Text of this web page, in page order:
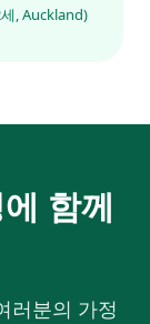
, Auckland)
함께
러분의 가정